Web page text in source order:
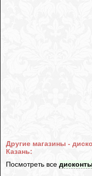
Другие магазины -
Казань:
Посмотреть все